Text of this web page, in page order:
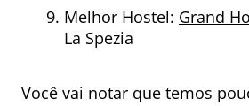
Melhor Hostel: Grand
La Spezia
Você vai notar que temos